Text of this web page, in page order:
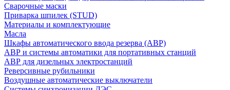
Сварочные маски
Приварка шпилек (STUD)
Материалы и комплектующие
Масла
Шкафы автоматического ввода резерва (АВР)
АВР и системы автоматики для портативных станций
АВР для дизельных электростанций
Реверсивные рубильники
Воздушные автоматические выключатели